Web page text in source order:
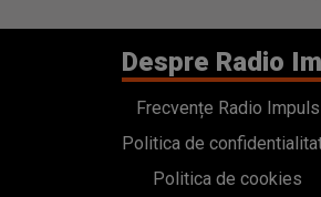
Despre Radio
Frecvențe Radio Impuls
Politica de
Politica de cookies